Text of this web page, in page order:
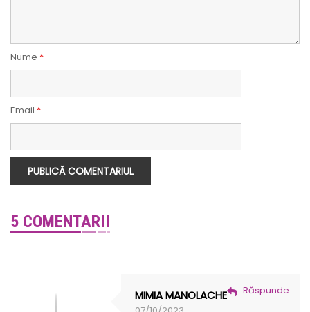
Nume *
Email *
5 COMENTARII
MIMIA MANOLACHE Răspunde